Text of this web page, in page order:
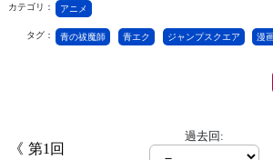
カテゴリ： アニメ
タグ： 青の祓魔師 青エク ジャンプスクエア 漫
第1回
過去回: